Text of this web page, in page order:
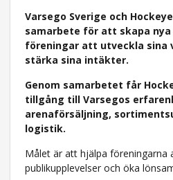
Varsego Sverige och
samarbete för att skapa
föreningar att utveckla sina
stärka sina intäkter.
Genom samarbetet får
tillgång till Varsegos
arenaförsäljning,
logistik.
Målet är att hjälpa föreningarna
publikupplevelser och öka